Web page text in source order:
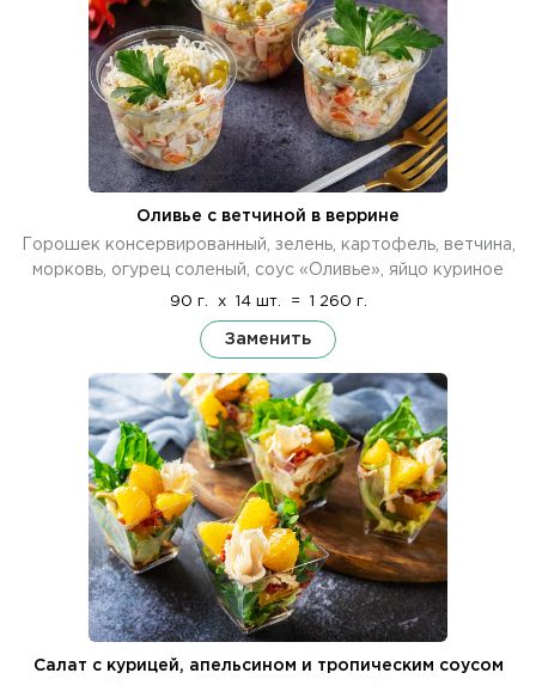
Оливье с ветчиной в веррине
Горошек консервированный, зелень, картофель, ветчина,
морковь, огурец соленый, соус «Оливье», яйцо куриное
90 г. x 14 шт. = 1 260 г.
Заменить
Салат с курицей, апельсином и тропическим соусом